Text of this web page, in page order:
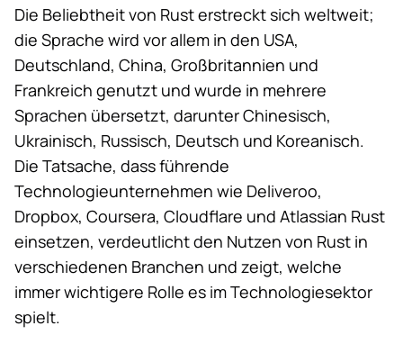
Die Beliebtheit von Rust erstreckt sich weltweit;
die Sprache wird vor allem in den USA,
Deutschland, China, Großbritannien und
Frankreich genutzt und wurde in mehrere
Sprachen übersetzt, darunter Chinesisch,
Ukrainisch, Russisch, Deutsch und Koreanisch.
Die Tatsache, dass führende
Technologieunternehmen wie Deliveroo,
Dropbox, Coursera, Cloudflare und Atlassian Rust
einsetzen, verdeutlicht den Nutzen von Rust in
verschiedenen Branchen und zeigt, welche
immer wichtigere Rolle es im Technologiesektor
spielt.